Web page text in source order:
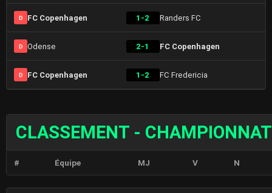
D FC Copenhagen 1-2 Randers FC
D Odense 2-1 FC Copenhagen
D FC Copenhagen 1-2 FC Fredericia
CLASSEMENT - CHAMPIONNAT
# Équipe MJ V N